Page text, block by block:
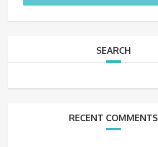
SEARCH
RECENT COMMENTS